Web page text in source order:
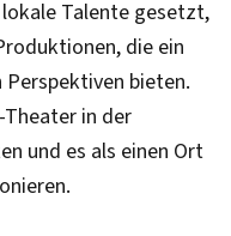
Talente gesetzt,
die ein
bieten.
in der
und es als einen Ort